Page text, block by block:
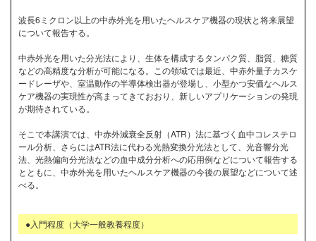
波長6ミクロン以上の中赤外光を用いたヘルスケア機器の現状と将来展望
について報告する。
中赤外光を用いた分光法により、生体を構成するタンパク質、脂質、糖質
などの高精度な分析が可能になる。この領域では最近、中赤外量子カスケ
ードレーザや、室温動作の半導体検出器が登場し、小型かつ安価なヘルス
ケア機器の実現性が高まってきておおり、新しいアプリケーションの発現
が期待されている。
そこで本講演では、中赤外減衰全反射（ATR）法に基づく血中コレステロ
ール分析、さらにはATR法に代わる光熱変換分光法として、光音響分光
法、光熱偏向分光法などの血中成分分析への応用例などについて報告する
とともに、中赤外光を用いたヘルスケア機器の今後の展望などについて述
べる。
●入門程度（大学一般教養程度）